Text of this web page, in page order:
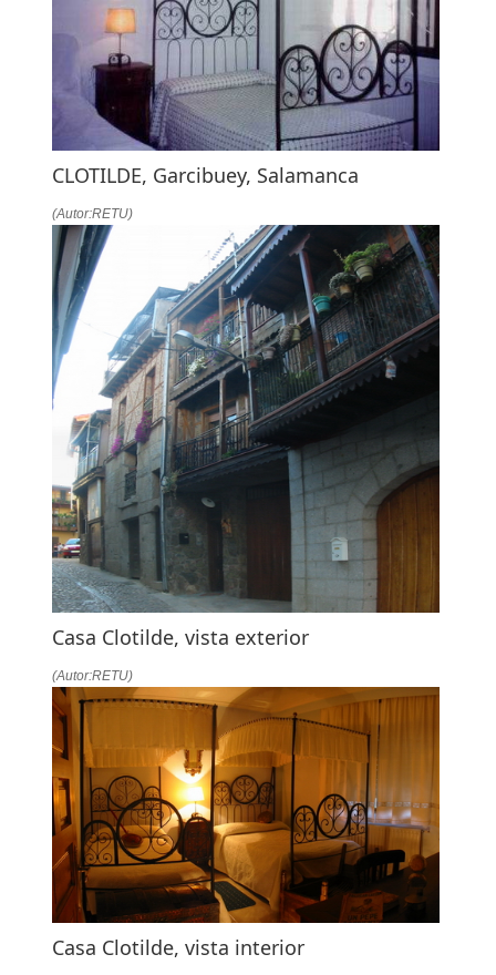
NAVEGACIÓN
CLOTILDE, Garcibuey, Salamanca
(Autor:RETU)
Casa Clotilde, vista exterior
(Autor:RETU)
Casa Clotilde, vista interior